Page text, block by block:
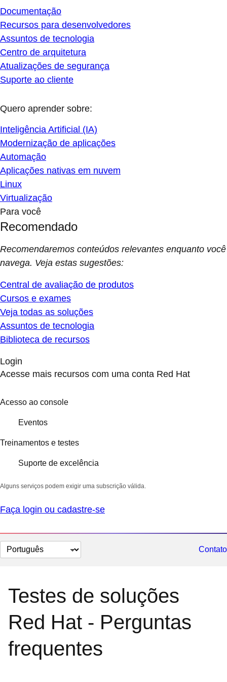
Documentação
Recursos para desenvolvedores
Assuntos de tecnologia
Centro de arquitetura
Atualizações de segurança
Suporte ao cliente
Quero aprender sobre:
Inteligência Artificial (IA)
Modernização de aplicações
Automação
Aplicações nativas em nuvem
Linux
Virtualização
Para você
Recomendado
Recomendaremos conteúdos relevantes enquanto você
navega. Veja estas sugestões:
Central de avaliação de produtos
Cursos e exames
Veja todas as soluções
Assuntos de tecnologia
Biblioteca de recursos
Login
Acesse mais recursos com uma conta Red Hat
Acesso ao console
Eventos
Treinamentos e testes
Suporte de excelência
Alguns serviços podem exigir uma subscrição válida.
Faça login ou cadastre-se
Selecionar
idioma
Contato
Testes de soluções
Red Hat - Perguntas
frequentes